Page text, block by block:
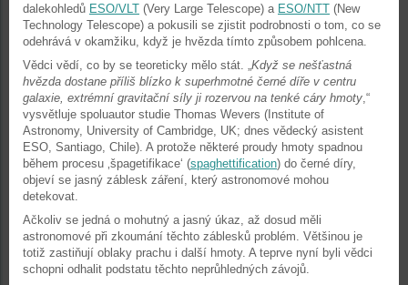
dalekohledů ESO/VLT (Very Large Telescope) a ESO/NTT (New
Technology Telescope) a pokusili se zjistit podrobnosti o tom, co se
odehrává v okamžiku, když je hvězda tímto způsobem pohlcena.
Vědci vědí, co by se teoreticky mělo stát. „Když se nešťastná
hvězda dostane příliš blízko k superhmotné černé díře v centru
galaxie, extrémní gravitační síly ji rozervou na tenké cáry hmoty,“
vysvětluje spoluautor studie Thomas Wevers (Institute of
Astronomy, University of Cambridge, UK; dnes vědecký asistent
ESO, Santiago, Chile). A protože některé proudy hmoty spadnou
během procesu ‚špagetifikace‘ (spaghettification) do černé díry,
objeví se jasný záblesk záření, který astronomové mohou
detekovat.
Ačkoliv se jedná o mohutný a jasný úkaz, až dosud měli
astronomové při zkoumání těchto záblesků problém. Většinou je
totiž zastiňují oblaky prachu i další hmoty. A teprve nyní byli vědci
schopni odhalit podstatu těchto neprůhledných závojů.